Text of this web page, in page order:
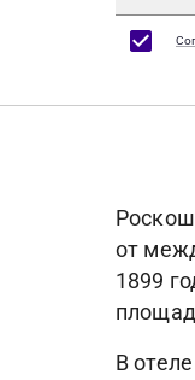
от
1899
В